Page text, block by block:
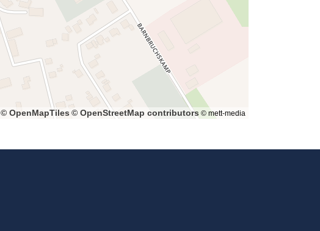
© OpenMapTiles© OpenStreetMap contributors © mett-media